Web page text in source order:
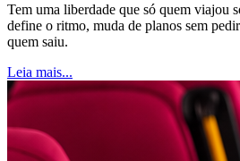
Tem uma liberdade que só quem viajou
define o ritmo, muda de planos sem
quem saiu.
Leia mais...